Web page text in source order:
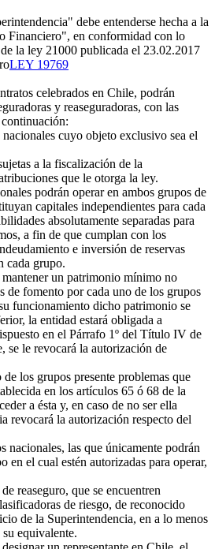
debe entenderse hecha a la
Financiero", en conformidad con lo
la ley 21000 publicada el 23.02.2017
LEY 19769
celebrados en Chile, podrán
y reaseguradoras, con las
continuación:
cuyo objeto exclusivo sea el
a la fiscalización de la
que le otorga la ley.
podrán operar en ambos grupos de
capitales independientes para cada
absolutamente separadas para
a fin de que cumplan con los
e inversión de reservas
cada grupo.
un patrimonio mínimo no
de fomento por cada uno de los grupos
funcionamiento dicho patrimonio se
la entidad estará obligada a
en el Párrafo 1º del Título IV de
se le revocará la autorización de
los grupos presente problemas que
en los artículos 65 ó 68 de la
a ésta y, en caso de no ser ella
revocará la autorización respecto del
nacionales, las que únicamente podrán
en el cual estén autorizadas para operar,
reaseguro, que se encuentren
de riesgo, de reconocido
de la Superintendencia, en a lo menos
equivalente.